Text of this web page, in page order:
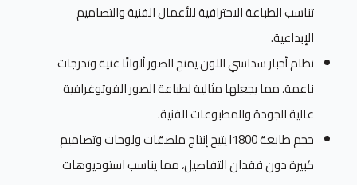
تناسب الطباعة الاحترافية للأعمال الفنية والتصاميم
الإبداعية.
نظام أحبار سداسي اللون يمنح الصور ألوانًا غنية وتدرجات
ناعمة، مما يجعلها مثالية لطباعة الصور الفوتوغرافية
عالية الجودة والمطبوعات الفنية.
حجم طابعة l1800 يتيح إنتاج ملصقات ولوحات وتصاميم
كبيرة دون فقدان التفاصيل، مما يناسب استوديوهات